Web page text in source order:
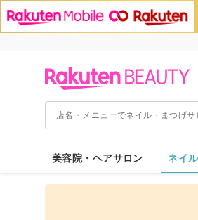
美容院・ヘアサロン ネイ